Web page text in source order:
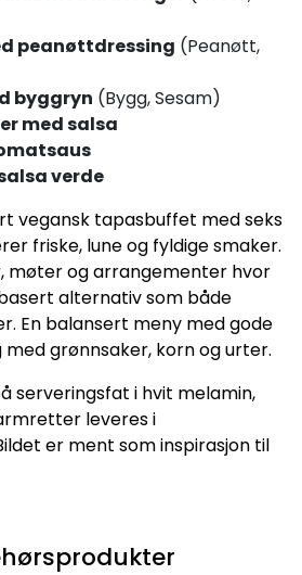
peanøttdressing (Peanøtt,
byggryn (Bygg, Sesam)
med salsa
verde
vegansk tapasbuffet med seks
friske, lune og fyldige smaker.
møter og arrangementer hvor
alternativ som både
En balansert meny med gode
grønnsaker, korn og urter.
serveringsfat i hvit melamin,
leveres i
er ment som inspirasjon til